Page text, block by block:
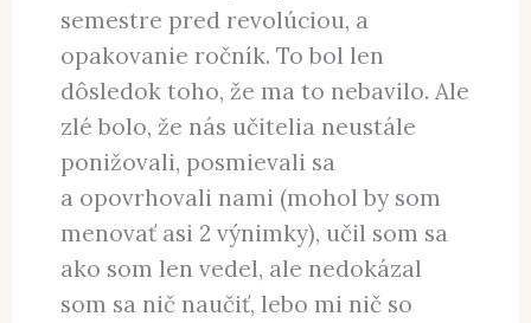
semestre pred revolúciou, a
opakovanie ročník. To bol len
dôsledok toho, že ma to nebavilo. Ale
zlé bolo, že nás učitelia neustále
ponižovali, posmievali sa
a opovrhovali nami (mohol by som
menovať asi 2 výnimky), učil som sa
ako som len vedel, ale nedokázal
som sa nič naučiť, lebo mi nič so